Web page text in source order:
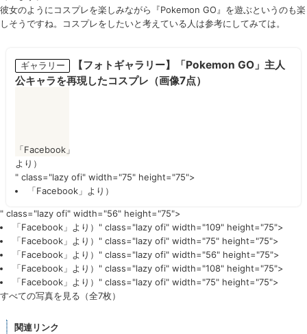
彼女のようにコスプレを楽しみながら『Pokemon GO』を遊ぶというのも楽
しそうですね。コスプレをしたいと考えている人は参考にしてみては。
ギャラリー
【フォトギャラリー】「Pokemon GO」主人
公キャラを再現したコスプレ（画像7点）
「Facebook」
より）
" class="lazy ofi" width="75" height="75">
「Facebook」 より）
" class="lazy ofi" width="56" height="75">
「Facebook」 より）" class="lazy ofi" width="109" height="75">
「Facebook」 より）" class="lazy ofi" width="75" height="75">
「Facebook」 より）" class="lazy ofi" width="56" height="75">
「Facebook」 より）" class="lazy ofi" width="108" height="75">
「Facebook」 より）" class="lazy ofi" width="75" height="75">
すべての写真を見る（全7枚）
関連リンク